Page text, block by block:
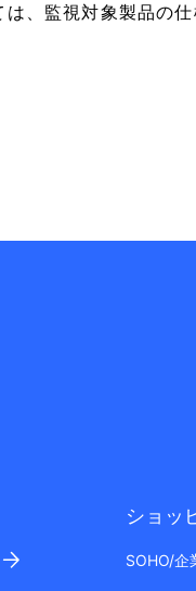
、監視対象製品の
ショッ
SOHO/企